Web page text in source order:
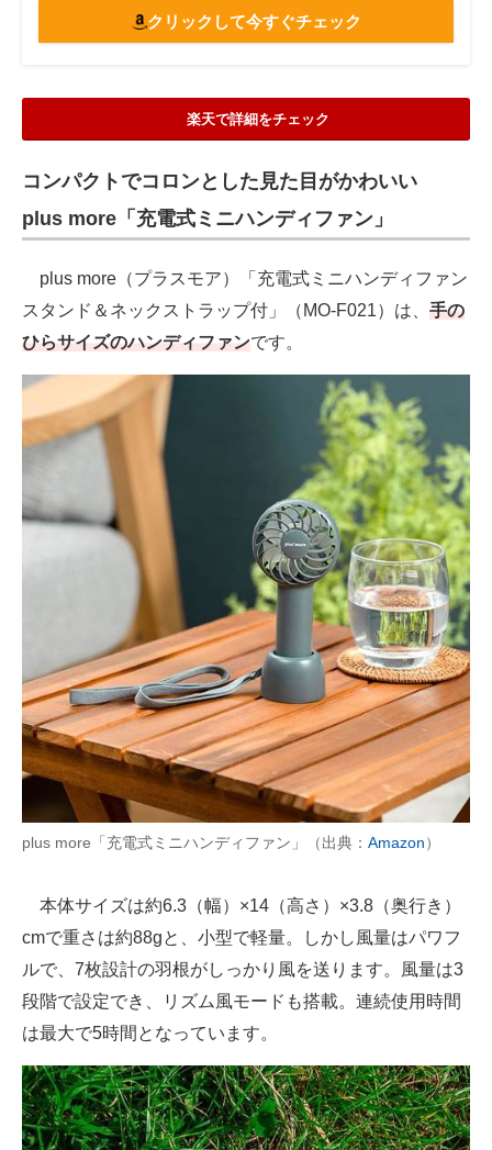
クリックして今すぐチェック
楽天で詳細をチェック
コンパクトでコロンとした見た目がかわいい
plus more「充電式ミニハンディファン」
plus more（プラスモア）「充電式ミニハンディファン
スタンド＆ネックストラップ付」（MO-F021）は、 手の
ひらサイズのハンディファンです。
plus more「充電式ミニハンディファン」（出典： Amazon）
本体サイズは約6.3（幅）×14（高さ）×3.8（奥行き）
cmで重さは約88gと、小型で軽量。しかし風量はパワフ
ルで、7枚設計の羽根がしっかり風を送ります。風量は3
段階で設定でき、リズム風モードも搭載。連続使用時間
は最大で5時間となっています。